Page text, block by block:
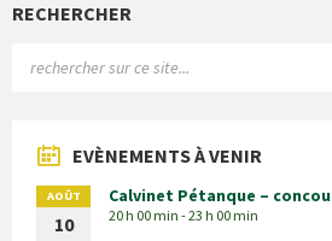
RECHERCHER
EVÈNEMENTS À VENIR
AOÛT
10
Calvinet Pétanque –
20 h 00 min - 23 h 00 min